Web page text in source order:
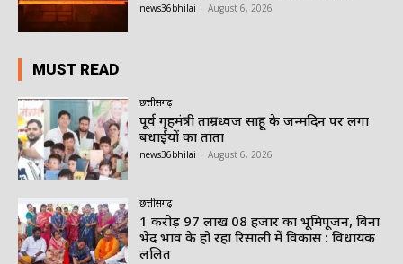
news36bhilai August 6, 2026
MUST READ
छत्तीसगढ़
पूर्व गृहमंत्री ताम्रध्वज साहू के जन्मदिन पर लगा
बधाईयों का तांता
news36bhilai August 6, 2026
छत्तीसगढ़
1 करोड़ 97 लाख 08 हजार का भूमिपूजन, बिना
भेद भाव के हो रहा रिसाली में विकास : विधायक
ललित